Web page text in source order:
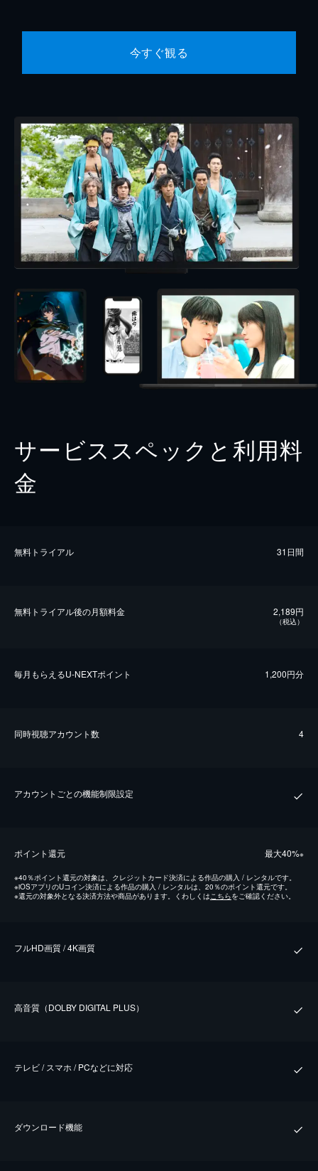
今すぐ観る
サービススペックと利用料
金
無料トライアル 31日間
無料トライアル後の⽉額料金 2,189円
（税込）
毎⽉もらえるU-NEXTポイント 1,200円分
同時視聴アカウント数 4
アカウントごとの機能制限設定
ポイント還元 最⼤40%※
※40％ポイント還元の対象は、クレジットカード決済による作品の購入 / レンタルです。
※iOSアプリのUコイン決済による作品の購入 / レンタルは、20％のポイント還元です。
※還元の対象外となる決済方法や商品があります。くわしくは こちらをご確認ください。
フルHD画質 / 4K画質
⾼⾳質（DOLBY DIGITAL PLUS）
テレビ / スマホ / PCなどに対応
ダウンロード機能